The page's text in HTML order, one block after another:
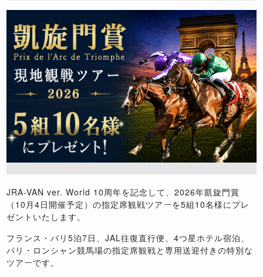
JRA-VAN ver. World 10周年を記念して、2026年凱旋門賞
（10月4日開催予定）の指定席観戦ツアーを5組10名様にプレ
ゼントいたします。
フランス・パリ5泊7日、JAL往復直行便、4つ星ホテル宿泊、
パリ・ロンシャン競馬場の指定席観戦と専用送迎付きの特別な
ツアーです。